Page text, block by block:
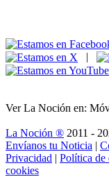
|
Ver La Noción en:
La Noción ® 2011 -
Envíanos tu Noticia |
Privacidad | Política de
cookies